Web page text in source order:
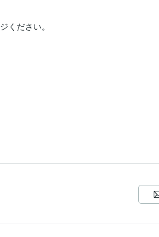
ください。